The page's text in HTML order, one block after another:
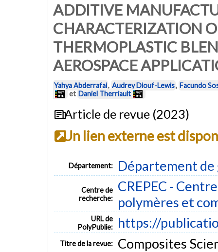
ADDITIVE
CHARACTERIZATION
THERMOPLASTIC
AEROSPACE
Yahya Abderrafai, Audrey Diouf-Lewis, Facundo
et Daniel Therriault
Article de revue (2023)
Un lien externe est
Département: Département de
Centre de
recherche:
CREPEC -
polymères et
URL de
PolyPublie:
https://
Titre de la revue: Composites